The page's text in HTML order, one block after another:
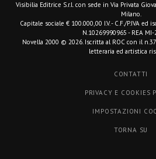
Visibilia Editrice S.r.l. con sede in Via Privata
Milano.
Capitale sociale € 100.000,00 I.V. - C.F./P.IVA ed
N.10269990965 - REA
Novella 2000 © 2026. Iscritta al ROC con il
letteraria ed artistica
CONTATTI
PRIVACY E COOKIES
IMPOSTAZIONI
TORNA SU